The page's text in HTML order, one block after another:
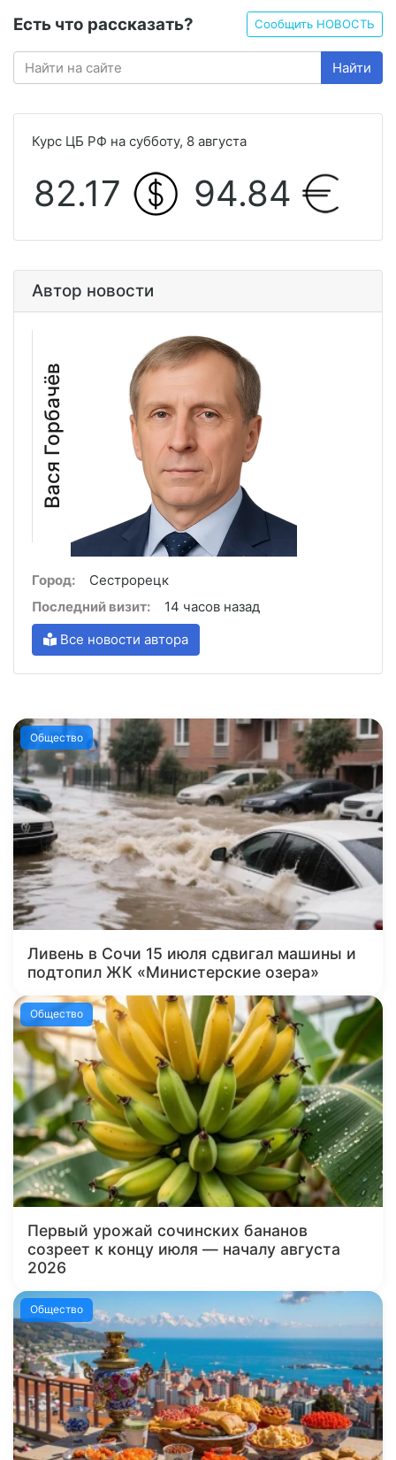
Есть что рассказать? Сообщить НОВОСТЬ
Найти
Курс ЦБ РФ на субботу, 8 августа
82.17 94.84
Автор новости
Вася Горбачёв
Город:
Сестрорецк
Последний визит:
14 часов назад
Все новости автора
Общество
Ливень в Сочи 15 июля сдвигал машины и
подтопил ЖК «Министерские озера»
Общество
Первый урожай сочинских бананов
созреет к концу июля — началу августа
2026
Общество